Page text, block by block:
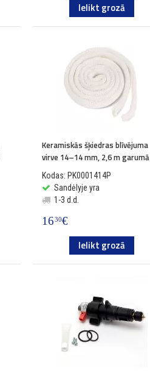
Ielikt grozā
Keramiskās šķiedras blīvējuma
virve 14–14 mm, 2,6 m garumā
Kodas: PK0001414P
Sandėlyje yra
1-3 d.d.
1630€
Ielikt grozā